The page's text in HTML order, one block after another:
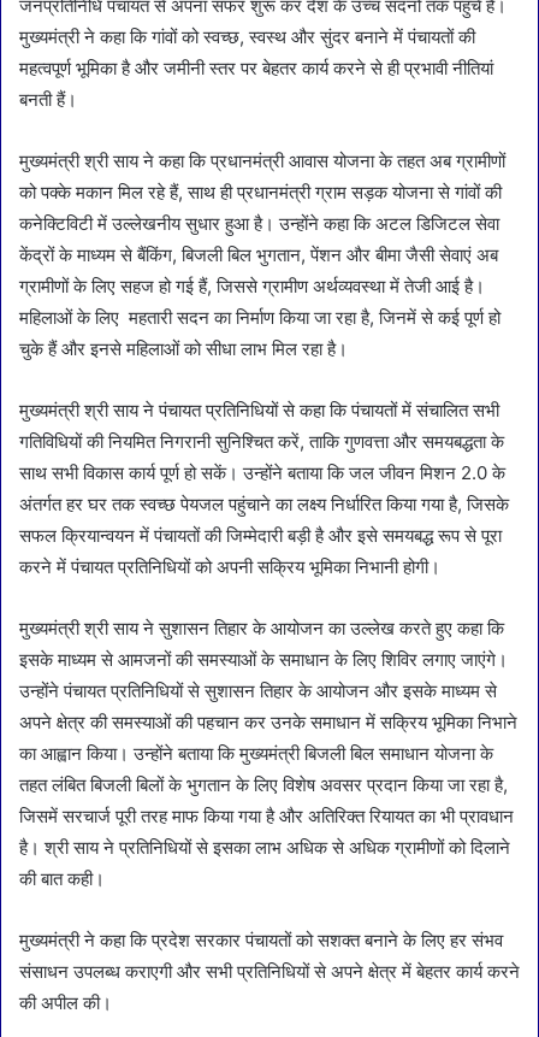
जनप्रतिनिधि पंचायत से अपना सफर शुरू कर देश के उच्च सदनों तक पहुंचे हैं।
मुख्यमंत्री ने कहा कि गांवों को स्वच्छ, स्वस्थ और सुंदर बनाने में पंचायतों की
महत्वपूर्ण भूमिका है और जमीनी स्तर पर बेहतर कार्य करने से ही प्रभावी नीतियां
बनती हैं।
मुख्यमंत्री श्री साय ने कहा कि प्रधानमंत्री आवास योजना के तहत अब ग्रामीणों
को पक्के मकान मिल रहे हैं, साथ ही प्रधानमंत्री ग्राम सड़क योजना से गांवों की
कनेक्टिविटी में उल्लेखनीय सुधार हुआ है। उन्होंने कहा कि अटल डिजिटल सेवा
केंद्रों के माध्यम से बैंकिंग, बिजली बिल भुगतान, पेंशन और बीमा जैसी सेवाएं अब
ग्रामीणों के लिए सहज हो गई हैं, जिससे ग्रामीण अर्थव्यवस्था में तेजी आई है।
महिलाओं के लिए महतारी सदन का निर्माण किया जा रहा है, जिनमें से कई पूर्ण हो
चुके हैं और इनसे महिलाओं को सीधा लाभ मिल रहा है।
मुख्यमंत्री श्री साय ने पंचायत प्रतिनिधियों से कहा कि पंचायतों में संचालित सभी
गतिविधियों की नियमित निगरानी सुनिश्चित करें, ताकि गुणवत्ता और समयबद्धता के
साथ सभी विकास कार्य पूर्ण हो सकें। उन्होंने बताया कि जल जीवन मिशन 2.0 के
अंतर्गत हर घर तक स्वच्छ पेयजल पहुंचाने का लक्ष्य निर्धारित किया गया है, जिसके
सफल क्रियान्वयन में पंचायतों की जिम्मेदारी बड़ी है और इसे समयबद्ध रूप से पूरा
करने में पंचायत प्रतिनिधियों को अपनी सक्रिय भूमिका निभानी होगी।
मुख्यमंत्री श्री साय ने सुशासन तिहार के आयोजन का उल्लेख करते हुए कहा कि
इसके माध्यम से आमजनों की समस्याओं के समाधान के लिए शिविर लगाए जाएंगे।
उन्होंने पंचायत प्रतिनिधियों से सुशासन तिहार के आयोजन और इसके माध्यम से
अपने क्षेत्र की समस्याओं की पहचान कर उनके समाधान में सक्रिय भूमिका निभाने
का आह्वान किया। उन्होंने बताया कि मुख्यमंत्री बिजली बिल समाधान योजना के
तहत लंबित बिजली बिलों के भुगतान के लिए विशेष अवसर प्रदान किया जा रहा है,
जिसमें सरचार्ज पूरी तरह माफ किया गया है और अतिरिक्त रियायत का भी प्रावधान
है। श्री साय ने प्रतिनिधियों से इसका लाभ अधिक से अधिक ग्रामीणों को दिलाने
की बात कही।
मुख्यमंत्री ने कहा कि प्रदेश सरकार पंचायतों को सशक्त बनाने के लिए हर संभव
संसाधन उपलब्ध कराएगी और सभी प्रतिनिधियों से अपने क्षेत्र में बेहतर कार्य करने
की अपील की।